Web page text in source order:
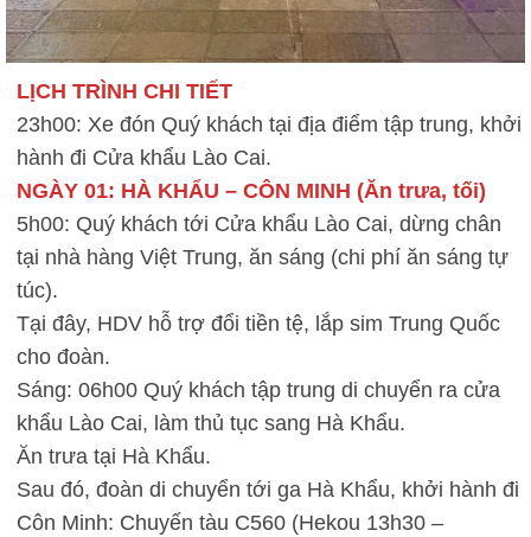
LỊCH TRÌNH CHI TIẾT
23h00: Xe đón Quý khách tại địa điểm tập trung, khởi
hành đi Cửa khẩu Lào Cai.
NGÀY 01: HÀ KHẨU – CÔN MINH (Ăn trưa, tối)
5h00: Quý khách tới Cửa khẩu Lào Cai, dừng chân
tại nhà hàng Việt Trung, ăn sáng (chi phí ăn sáng tự
túc).
Tại đây, HDV hỗ trợ đổi tiền tệ, lắp sim Trung Quốc
cho đoàn.
Sáng: 06h00 Quý khách tập trung di chuyển ra cửa
khẩu Lào Cai, làm thủ tục sang Hà Khẩu.
Ăn trưa tại Hà Khẩu.
Sau đó, đoàn di chuyển tới ga Hà Khẩu, khởi hành đi
Côn Minh: Chuyến tàu C560 (Hekou 13h30 –